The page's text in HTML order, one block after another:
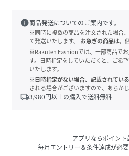
info商品発送についてのご案内です。
※同時に複数の商品を注文された場合
て発送いたします。
お急ぎの商品は、
※Rakuten Fashionでは、一部商品で
す。日時指定をしていただくと、ご希
いたします。
※日時指定がない場合、記載されてい
される場合がございますので、あらか
local_shipping3,980円以上の購入で送料無料
アプリならポイント
毎月エントリー＆条件達成が必要